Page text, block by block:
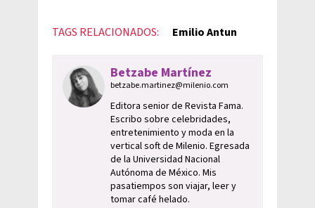
TAGS RELACIONADOS: Emilio Antun
Betzabe Martínez
betzabe.martinez@milenio.com
Editora senior de Revista Fama.
Escribo sobre celebridades,
entretenimiento y moda en la
vertical soft de Milenio. Egresada
de la Universidad Nacional
Autónoma de México. Mis
pasatiempos son viajar, leer y
tomar café helado.